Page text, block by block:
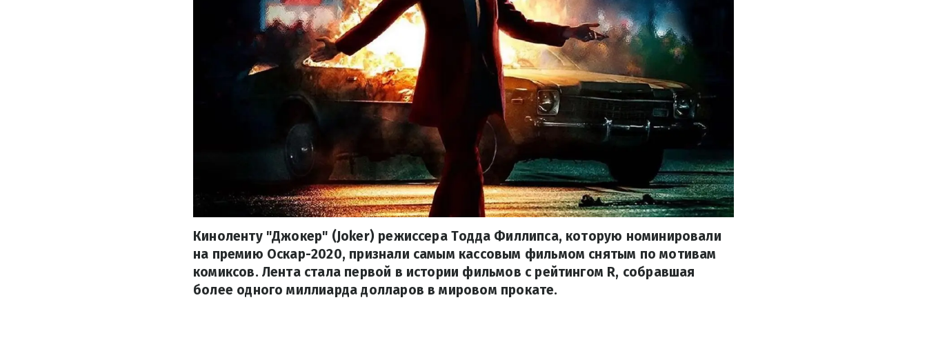
Киноленту "Джокер" (Joker) режиссера Тодда Филлипса, которую номинировали
на премию Оскар-2020, признали самым кассовым фильмом снятым по мотивам
комиксов. Лента стала первой в истории фильмов с рейтингом R, собравшая
более одного миллиарда долларов в мировом прокате.